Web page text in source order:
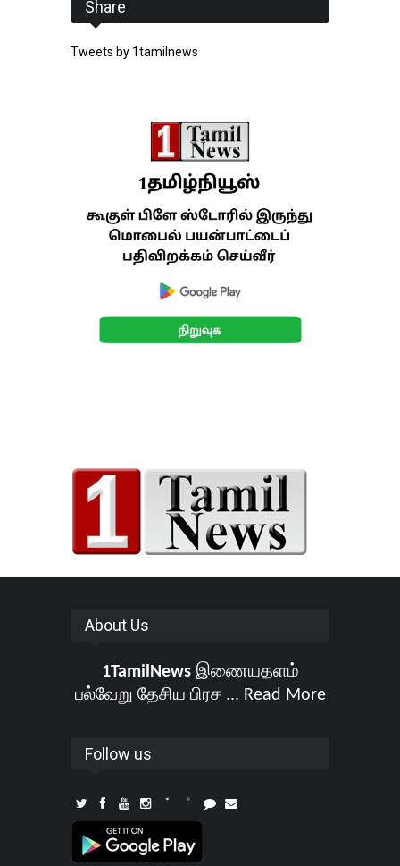
Share
Tweets by 1tamilnews
About Us
1TamilNewsஇணையதளம்
பல்வேறு தேசிய பிரச ... Read More
Follow us